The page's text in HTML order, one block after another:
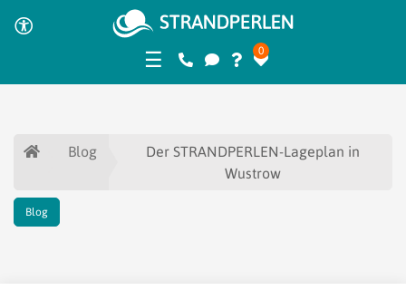
☰ 0
Blog
Der STRANDPERLEN-Lageplan in
Wustrow
Blog